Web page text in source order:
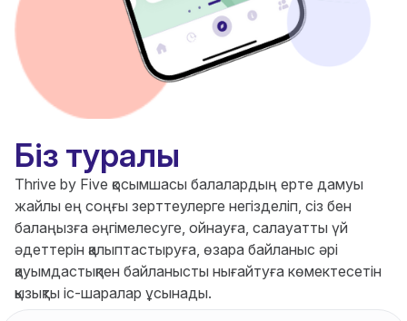
Біз туралы
Thrive by Five қосымшасы балалардың ерте дамуы
жайлы ең соңғы зерттеулерге негізделіп, сіз бен
балаңызға әңгімелесуге, ойнауға, салауатты үй
әдеттерін қалыптастыруға, өзара байланыс әрі
қауымдастықпен байланысты нығайтуға көмектесетін
қызықты іс-шаралар ұсынады.